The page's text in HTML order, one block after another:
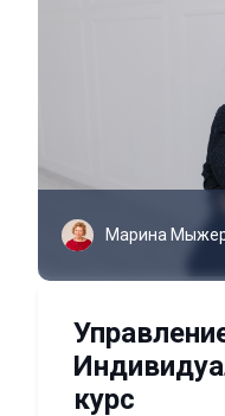
Марина
курс